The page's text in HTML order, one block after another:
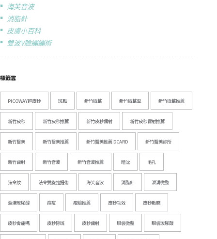
海芙音波
消脂針
皮膚小百科
雙波V臉繃繃術
標籤雲
PICOWAY超皮秒 斑點 新竹微整 新竹微整型 新竹微整推薦
新竹皮秒 新竹皮秒推薦 新竹皮秒雷射 新竹皮秒雷射推薦
新竹醫美 新竹醫美推薦 新竹醫美推薦 DCARD 新竹醫美診所
新竹雷射 新竹音波 新竹音波推薦 暗沈 毛孔
法令紋 法令雙旋拉提術 海芙音波 消脂針 淚溝微整
淚溝玻尿酸 痘痘 瘦臉推薦 皮秒功效 皮秒敷麻
皮秒會痛嗎 皮秒除斑 皮秒雷射 眼袋微整 眼袋玻尿酸